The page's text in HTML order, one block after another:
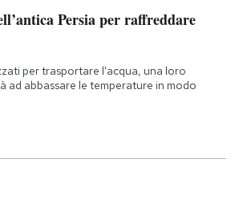
Persia per raffreddare
per trasportare l'acqua, una loro
ad abbassare le temperature in modo